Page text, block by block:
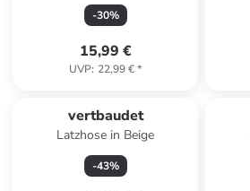
-30%
15,99 €
UVP: 22,99 €*
vertbaudet
Latzhose in Beige
-43%